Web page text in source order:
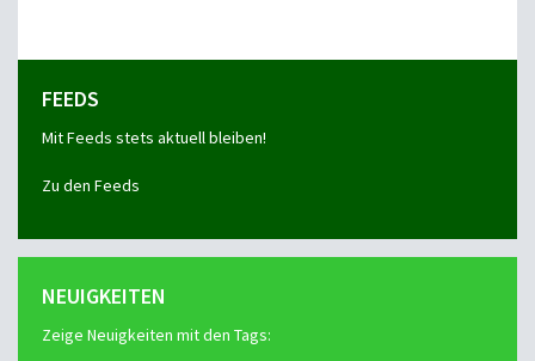
FEEDS
Mit Feeds stets aktuell bleiben!
Zu den Feeds
NEUIGKEITEN
Zeige Neuigkeiten mit den Tags: